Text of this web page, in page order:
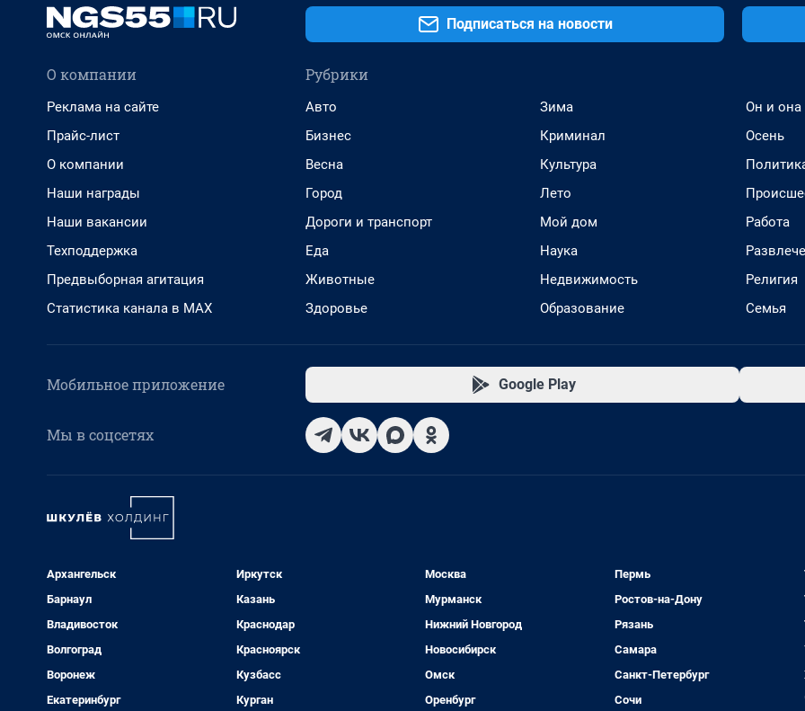
Подписаться на новости
О компании
Реклама на сайте
Прайс-лист
О компании
Наши награды
Наши вакансии
Техподдержка
Предвыборная агитация
Статистика канала в MAX
Рубрики
Авто
Бизнес
Весна
Город
Дороги и транспорт
Еда
Животные
Здоровье
Зима
Криминал
Культура
Лето
Мой дом
Наука
Недвижимость
Образование
Он и она
Осень
Работа
Религия
Семья
Мобильное приложение Google Play
Мы в соцсетях
Архангельск
Барнаул
Владивосток
Волгоград
Воронеж
Екатеринбург
Иркутск
Казань
Краснодар
Красноярск
Кузбасс
Курган
Москва
Мурманск
Нижний Новгород
Новосибирск
Омск
Оренбург
Пермь
Ростов-на-Дону
Рязань
Самара
Санкт-Петербург
Сочи